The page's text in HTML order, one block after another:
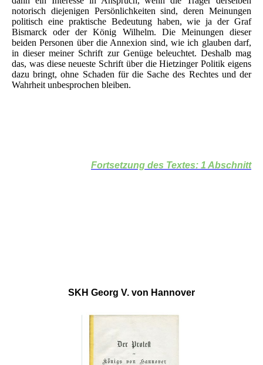
notorisch diejenigen Persönlichkeiten sind, deren Meinungen
politisch eine praktische Bedeutung haben, wie ja der Graf
Bismarck oder der König Wilhelm. Die Meinungen dieser
beiden Personen über die Annexion sind, wie ich glauben darf,
in dieser meiner Schrift zur Genüge beleuchtet. Deshalb mag
das, was diese neueste Schrift über die Hietzinger Politik eigens
dazu bringt, ohne Schaden für die Sache des Rechtes und der
Wahrheit unbesprochen bleiben.
Fortsetzung des Textes: 1 Abschnitt
SKH Georg V. von Hannover